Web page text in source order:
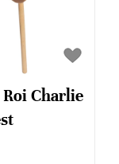
Roi Charlie